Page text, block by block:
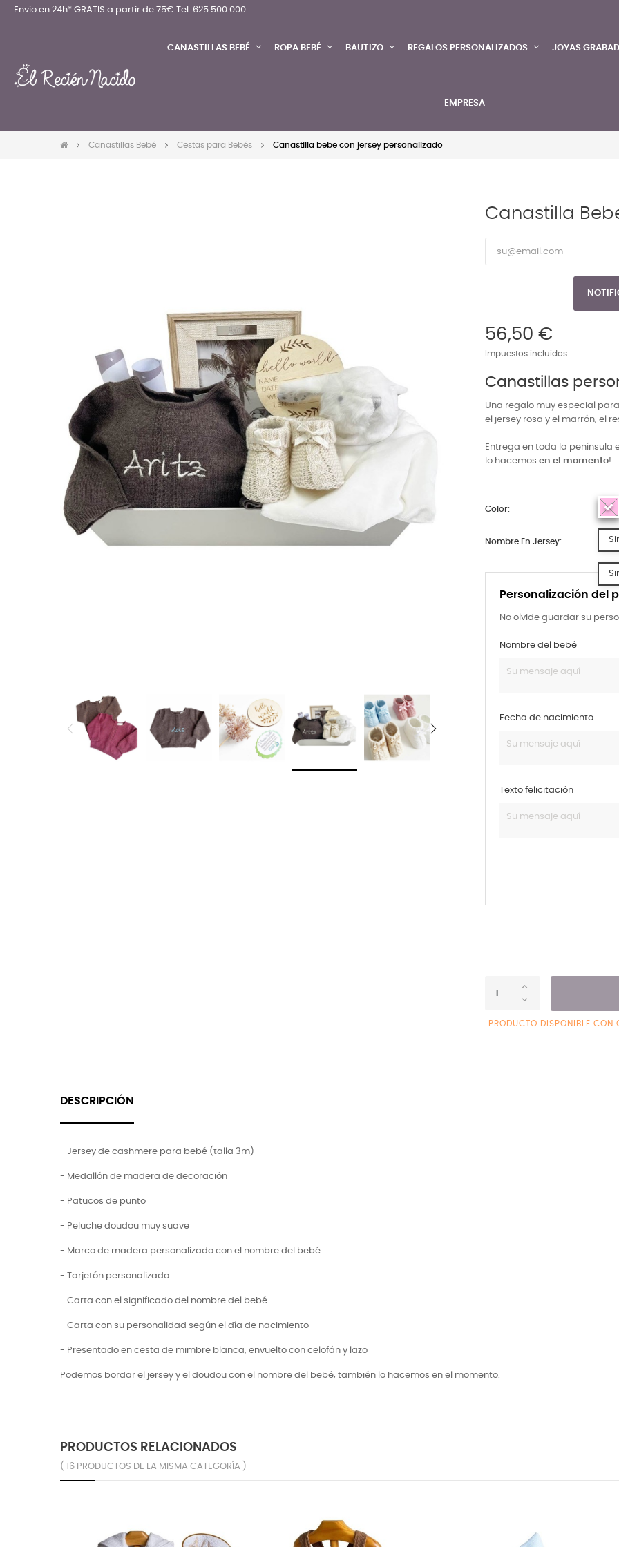
Envio en 24h* GRATIS a partir de 75€ Tel. 625 500 000
CANASTILLAS BEBÉ ROPA BEBÉ BAUTIZO REGALOS PERSONALIZADOS JOYAS
EMPRESA
Canastillas Bebé Cestas para Bebés Canastilla bebe con jersey personalizado
Canastilla
56,50 €
Impuestos incluidos
Canastillas
Una regalo muy especial
el jersey rosa y el marrón, el
Entrega en toda la península
lo hacemos en el momento!
Personalización del
No olvide guardar su
Nombre del bebé
Fecha de nacimiento
Texto felicitación
Color:
Nombre En Jersey:
Nombre En Doudou:
PRODUCTO DISPONIBLE CON
DESCRIPCIÓN
- Jersey de cashmere para bebé (talla 3m)
- Medallón de madera de decoración
- Patucos de punto
- Peluche doudou muy suave
- Marco de madera personalizado con el nombre del bebé
- Tarjetón personalizado
- Carta con el significado del nombre del bebé
- Carta con su personalidad según el día de nacimiento
- Presentado en cesta de mimbre blanca, envuelto con celofán y lazo
Podemos bordar el jersey y el doudou con el nombre del bebé, también lo hacemos en el momento.
PRODUCTOS RELACIONADOS
( 16 PRODUCTOS DE LA MISMA CATEGORÍA )